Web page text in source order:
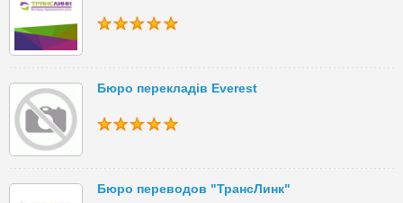
Бюро перекладів Everest
Бюро переводов "ТрансЛинк"